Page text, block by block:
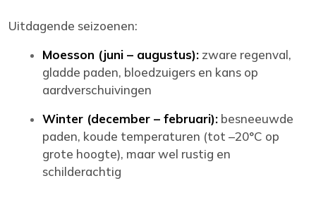
Uitdagende seizoenen:
Moesson (juni – augustus): zware regenval,
gladde paden, bloedzuigers en kans op
aardverschuivingen
Winter (december – februari): besneeuwde
paden, koude temperaturen (tot –20°C op
grote hoogte), maar wel rustig en
schilderachtig